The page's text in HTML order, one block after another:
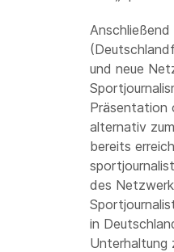
und neue
Präsentation
alternativ
bereits
des
in
Unterhaltung